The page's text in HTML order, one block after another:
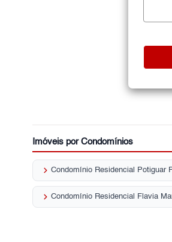
Imóveis por Condomínios
keyboard_arrow_right Condomínio Residencial Potiguar
keyboard_arrow_right Condomínio Residencial Flavia